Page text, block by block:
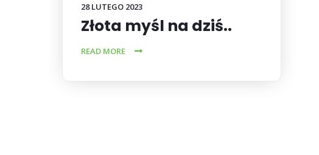
28 LUTEGO 2023
Złota myśl na dziś..
READ MORE